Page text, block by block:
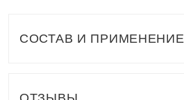
СОСТАВ И ПРИМЕНЕНИЕ